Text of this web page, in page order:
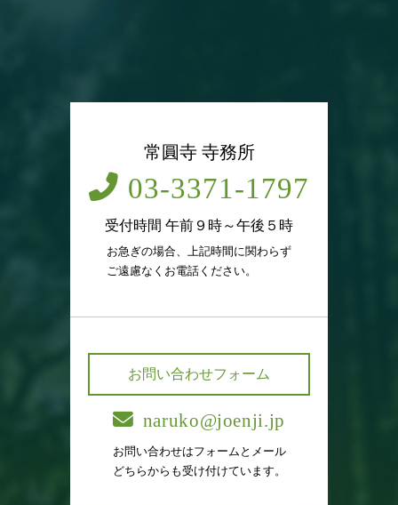
常圓寺 寺務所
03-3371-1797
受付時間 午前９時～午後５時
お急ぎの場合、上記時間に関わらず
ご遠慮なくお電話ください。
お問い合わせフォーム
naruko@joenji.jp
お問い合わせはフォームとメール
どちらからも受け付けています。